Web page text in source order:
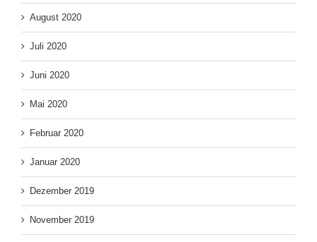
August 2020
Juli 2020
Juni 2020
Mai 2020
Februar 2020
Januar 2020
Dezember 2019
November 2019